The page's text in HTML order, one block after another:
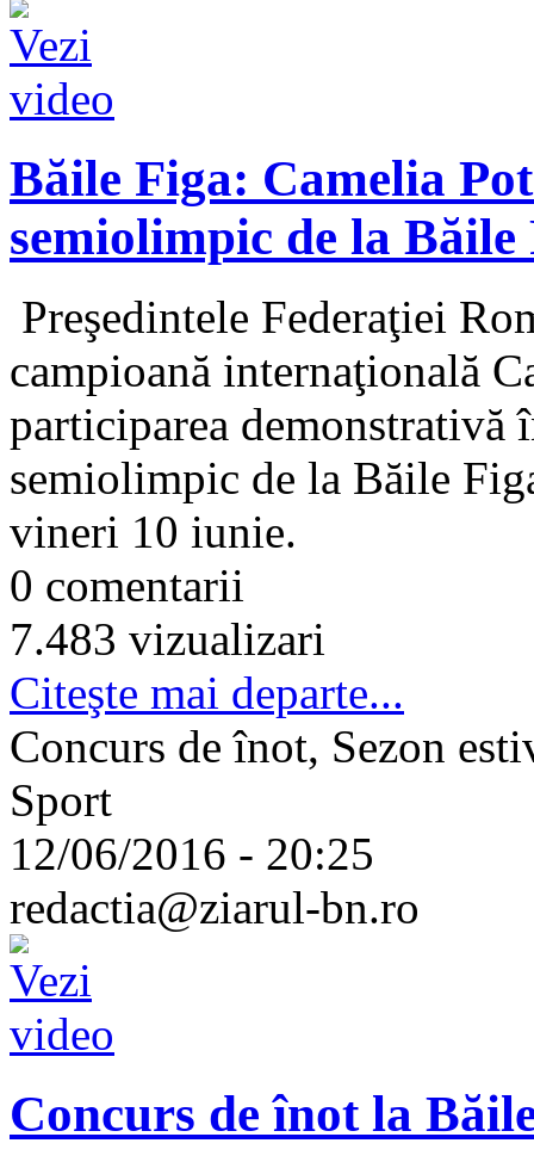
Băile Figa: Camelia
semiolimpic de la Băile
Preşedintele Federaţiei
campioană internaţională
participarea demonstrativă
semiolimpic de la Băile
vineri 10 iunie.
0 comentarii
7.483 vizualizari
Citeşte mai departe...
Concurs de înot, Sezon
Sport
12/06/2016 - 20:25
redactia@ziarul-bn.ro
Concurs de înot la